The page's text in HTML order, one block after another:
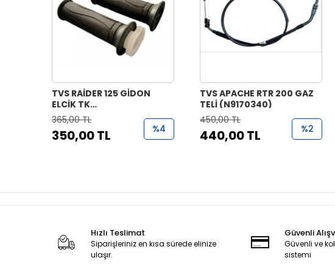
TVS RAİDER 125 GİDON
ELCİK TK
(N9221070+N9221170)
365,00 TL
350,00 TL %4
TVS APACHE RTR 200 GAZ
TELİ (N9170340)
450,00 TL
440,00 TL %2
Hızlı Teslimat
Siparişleriniz en kısa sürede elinize
ulaşır.
Güvenli
Güvenli ve
sistemi